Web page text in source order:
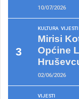
10/07/2026
KULTURA VIJESTI
Mirisi
Općine
02/06/2026
VIJESTI